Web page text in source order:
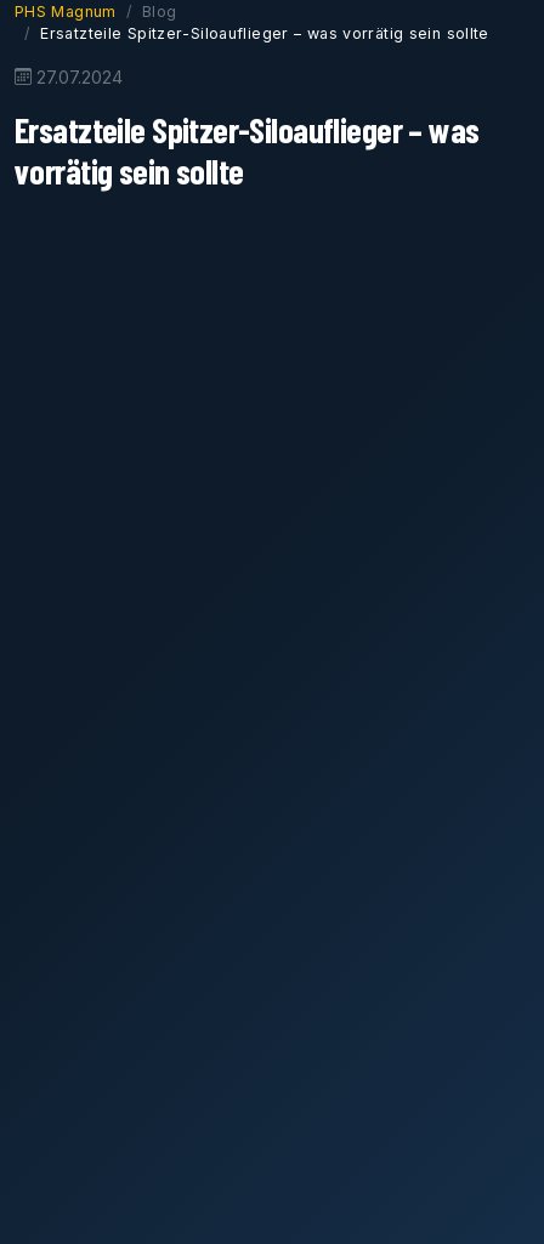
PHS Magnum
Blog
Ersatzteile Spitzer-Siloauflieger – was vorrätig sein sollte
27.07.2024
Ersatzteile Spitzer-Siloauflieger – was
vorrätig sein sollte